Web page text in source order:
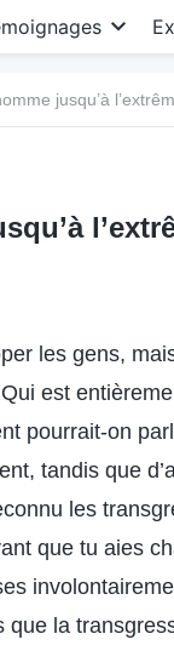
jusqu’à
les gens,
est
pourrait-on
tandis que
les
que tu aies
que la